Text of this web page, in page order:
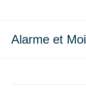
Alarme et Moi